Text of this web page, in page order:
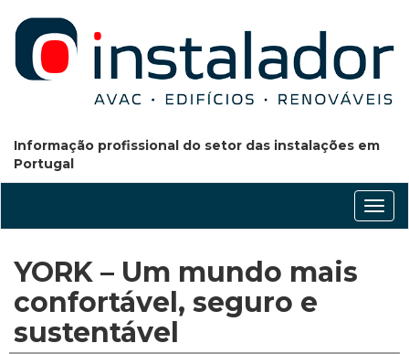
Informação profissional do setor das instalações em
Portugal
YORK – Um mundo mais
confortável, seguro e
sustentável